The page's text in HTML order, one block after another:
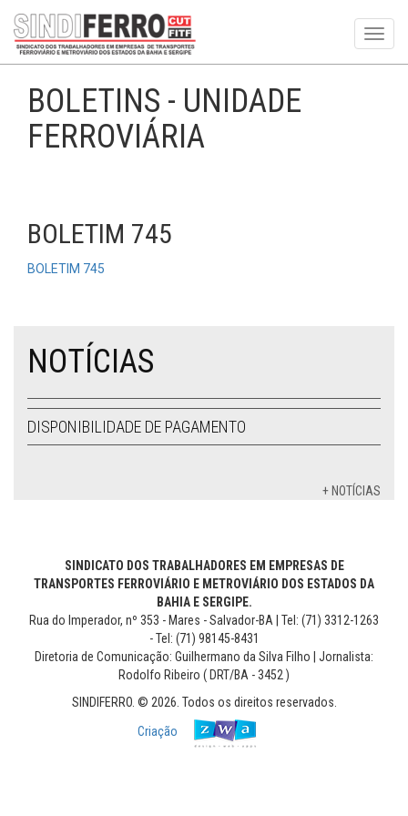
BOLETINS - UNIDADE
FERROVIÁRIA
BOLETIM 745
BOLETIM 745
NOTÍCIAS
DISPONIBILIDADE DE PAGAMENTO
+ NOTÍCIAS
SINDICATO DOS TRABALHADORES EM EMPRESAS DE
TRANSPORTES FERROVIÁRIO E METROVIÁRIO DOS ESTADOS DA
BAHIA E SERGIPE.
Rua do Imperador, nº 353 - Mares - Salvador-BA | Tel: (71) 3312-1263
- Tel: (71) 98145-8431
Diretoria de Comunicação: Guilhermano da Silva Filho | Jornalista:
Rodolfo Ribeiro ( DRT/BA - 3452 )
SINDIFERRO. © 2026. Todos os direitos reservados.
Criação